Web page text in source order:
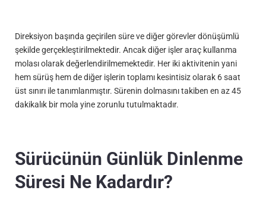
Direksiyon başında geçirilen süre ve diğer görevler dönüşümlü
şekilde gerçekleştirilmektedir. Ancak diğer işler araç kullanma
molası olarak değerlendirilmemektedir. Her iki aktivitenin yani
hem sürüş hem de diğer işlerin toplamı kesintisiz olarak 6 saat
üst sınırı ile tanımlanmıştır. Sürenin dolmasını takiben en az 45
dakikalık bir mola yine zorunlu tutulmaktadır.
Sürücünün Günlük Dinlenme
Süresi Ne Kadardır?